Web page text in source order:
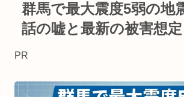
群馬で最大震度5弱の地
話の嘘と最新の被害想定
PR